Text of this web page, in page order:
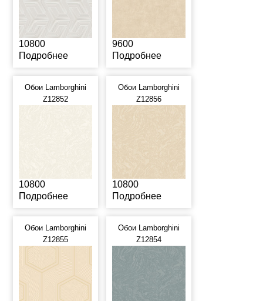
10800
Подробнее
9600
Подробнее
Обои Lamborghini
Z12852
10800
Подробнее
Обои Lamborghini
Z12856
10800
Подробнее
Обои Lamborghini
Z12855
Обои Lamborghini
Z12854